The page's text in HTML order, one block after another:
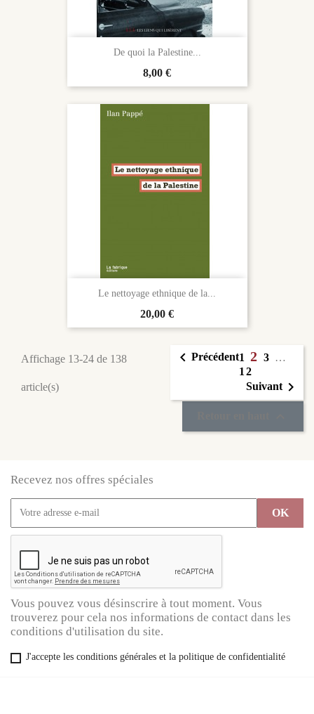
De quoi la Palestine...
Prix
8,00 €
Le nettoyage ethnique de la...
Prix
20,00 €
Affichage 13-24 de 138
article(s)
 Précédent1 2 3 …
12
Suivant
Recevez nos offres spéciales
Vous pouvez vous désinscrire à tout moment. Vous
trouverez pour cela nos informations de contact dans les
conditions d'utilisation du site.
J'accepte les conditions générales et la politique de confidentialité